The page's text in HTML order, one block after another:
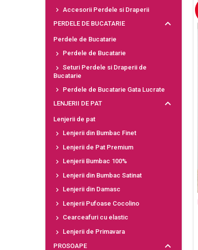
Accesorii Perdele si Draperii
PERDELE DE BUCATARIE
Perdele de Bucatarie
Perdele de Bucatarie
Seturi Perdele si Draperii de
Bucatarie
Perdele de Bucatarie Gata Lucrate
LENJERII DE PAT
Lenjerii de pat
Lenjerii din Bumbac Finet
Lenjerii de Pat Premium
Lenjerii Bumbac 100%
Lenjerii din Bumbac Satinat
Lenjerii din Damasc
Lenjerii Pufoase Cocolino
Cearceafuri cu elastic
Lenjerii de Primavara
PROSOAPE